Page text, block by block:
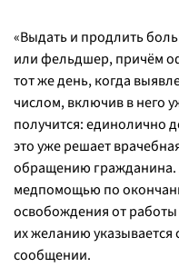
«Выдать и продлить
или фельдшер, причём
тот же день, когда
числом, включив в него
получится: единолично
это уже решает
обращению
медпомощью по
освобождения от работы
их желанию указывается
сообщении.